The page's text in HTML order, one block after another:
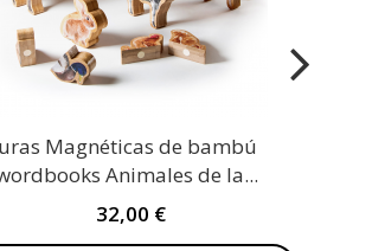
Magnéticas de bambú
Animales de la...
32,00 €